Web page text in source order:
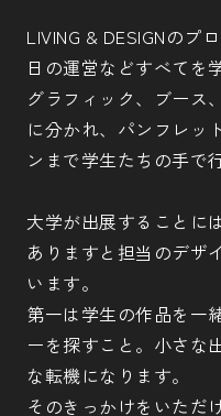
LIVING & DESIGNのプ
日の運営などすべてを
グラフィック、ブース
に分かれ、パンフレッ
ンまで学生たちの手で
大学が出展することに
ありますと担当のデザ
います。
第一は学生の作品を一
ーを探すこと。小さな
な転機になります。
そのきっかけをいただ